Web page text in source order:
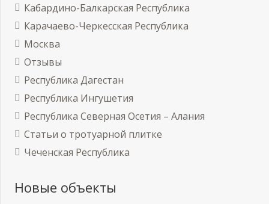
Кабардино-Балкарская Республика
Карачаево-Черкесская Республика
Москва
Отзывы
Республика Дагестан
Республика Ингушетия
Республика Северная Осетия – Алания
Статьи о тротуарной плитке
Чеченская Республика
Новые объекты